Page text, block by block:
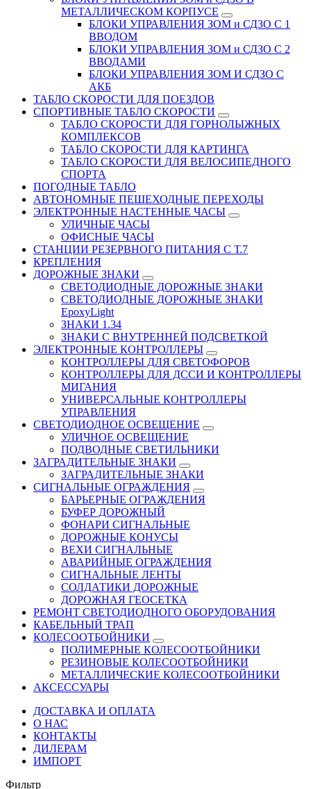
МЕТАЛЛИЧЕСКОМ КОРПУСЕ
БЛОКИ УПРАВЛЕНИЯ ЗОМ и СДЗО С 1
ВВОДОМ
БЛОКИ УПРАВЛЕНИЯ ЗОМ и СДЗО С 2
ВВОДАМИ
БЛОКИ УПРАВЛЕНИЯ ЗОМ И СДЗО С
АКБ
ТАБЛО СКОРОСТИ ДЛЯ ПОЕЗДОВ
СПОРТИВНЫЕ ТАБЛО СКОРОСТИ
ТАБЛО СКОРОСТИ ДЛЯ ГОРНОЛЫЖНЫХ
КОМПЛЕКСОВ
ТАБЛО СКОРОСТИ ДЛЯ КАРТИНГА
ТАБЛО СКОРОСТИ ДЛЯ ВЕЛОСИПЕДНОГО
СПОРТА
ПОГОДНЫЕ ТАБЛО
АВТОНОМНЫЕ ПЕШЕХОДНЫЕ ПЕРЕХОДЫ
ЭЛЕКТРОННЫЕ НАСТЕННЫЕ ЧАСЫ
УЛИЧНЫЕ ЧАСЫ
ОФИСНЫЕ ЧАСЫ
СТАНЦИИ РЕЗЕРВНОГО ПИТАНИЯ С Т.7
КРЕПЛЕНИЯ
ДОРОЖНЫЕ ЗНАКИ
СВЕТОДИОДНЫЕ ДОРОЖНЫЕ ЗНАКИ
СВЕТОДИОДНЫЕ ДОРОЖНЫЕ ЗНАКИ
EpoxyLight
ЗНАКИ 1.34
ЗНАКИ С ВНУТРЕННЕЙ ПОДСВЕТКОЙ
ЭЛЕКТРОННЫЕ КОНТРОЛЛЕРЫ
КОНТРОЛЛЕРЫ ДЛЯ СВЕТОФОРОВ
КОНТРОЛЛЕРЫ ДЛЯ ДССИ И КОНТРОЛЛЕРЫ
МИГАНИЯ
УНИВЕРСАЛЬНЫЕ КОНТРОЛЛЕРЫ
УПРАВЛЕНИЯ
СВЕТОДИОДНОЕ ОСВЕЩЕНИЕ
УЛИЧНОЕ ОСВЕЩЕНИЕ
ПОДВОДНЫЕ СВЕТИЛЬНИКИ
ЗАГРАДИТЕЛЬНЫЕ ЗНАКИ
ЗАГРАДИТЕЛЬНЫЕ ЗНАКИ
СИГНАЛЬНЫЕ ОГРАЖДЕНИЯ
БАРЬЕРНЫЕ ОГРАЖДЕНИЯ
БУФЕР ДОРОЖНЫЙ
ФОНАРИ СИГНАЛЬНЫЕ
ДОРОЖНЫЕ КОНУСЫ
ВЕХИ СИГНАЛЬНЫЕ
АВАРИЙНЫЕ ОГРАЖДЕНИЯ
СИГНАЛЬНЫЕ ЛЕНТЫ
СОЛДАТИКИ ДОРОЖНЫЕ
ДОРОЖНАЯ ГЕОСЕТКА
РЕМОНТ СВЕТОДИОДНОГО ОБОРУДОВАНИЯ
КАБЕЛЬНЫЙ ТРАП
КОЛЕСООТБОЙНИКИ
ПОЛИМЕРНЫЕ КОЛЕСООТБОЙНИКИ
РЕЗИНОВЫЕ КОЛЕСООТБОЙНИКИ
МЕТАЛЛИЧЕСКИЕ КОЛЕСООТБОЙНИКИ
АКСЕССУАРЫ
ДОСТАВКА И ОПЛАТА
О НАС
КОНТАКТЫ
ДИЛЕРАМ
ИМПОРТ
Фильтр